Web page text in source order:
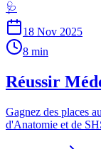
🩺
18 Nov 2025
8 min
Réussir
Gagnez des places
d'Anatomie et de